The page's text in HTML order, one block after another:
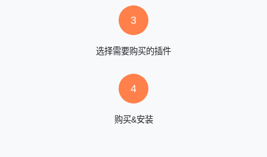
3
选择需要购买的插件
4
购买&安装